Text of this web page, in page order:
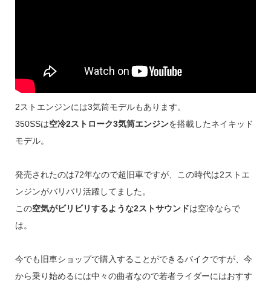
2ストエンジンには3気筒モデルもあります。
350SSは空冷2ストローク3気筒エンジンを搭載したネイキッド
モデル。
発売されたのは72年なので超旧車ですが、この時代は2ストエ
ンジンがバリバリ活躍してました。
この空気がビリビリするような2ストサウンドは空冷ならで
は。
今でも旧車ショップで購入することができるバイクですが、今
から乗り始めるには中々の曲者なので若者ライダーにはおすす